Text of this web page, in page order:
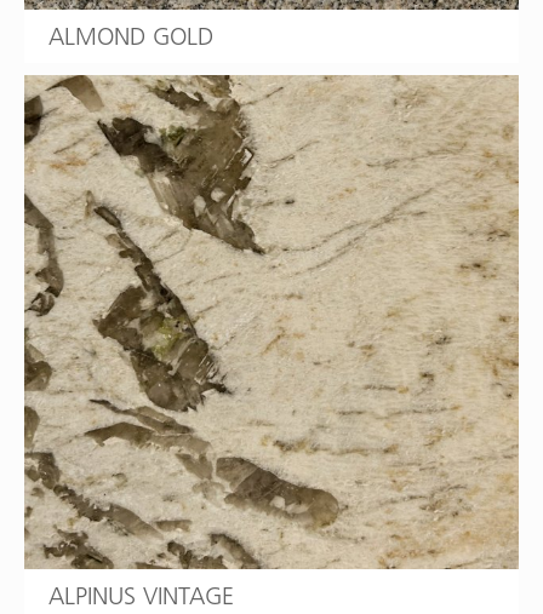
ALMOND GOLD
ALPINUS VINTAGE